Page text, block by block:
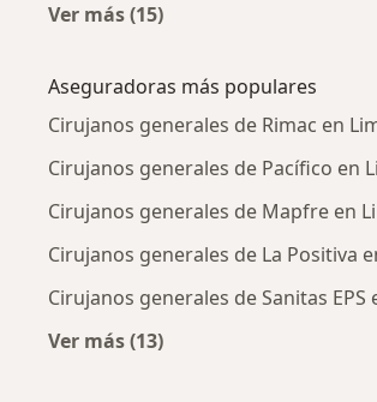
Ver más (15)
Aseguradoras más populares
Cirujanos generales de Rimac en
Cirujanos generales de Pacífico en
Cirujanos generales de Mapfre en
Cirujanos generales de La Positiva
Cirujanos generales de Sanitas EPS
Ver más (13)